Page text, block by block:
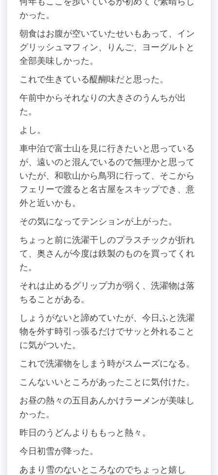
かった。
朝食はお腹が空いていたせいもあって、イン
グリッシュマフィン、りんご、ヨーグルトと
全部美味しかった。
これで生きている醍醐味だと思った。
午前中からそれなりの大きさのうんちが出
た。
よし。
車中泊で富士山を見に行きたいと思っている
が、遠いのと混んでいるので無理かと思って
いたが、和歌山から鳥羽に行って、そこから
フェリーで渡ると名古屋をスキップでき、意
外と近いかも。
その気になってテンションが上がった。
ちょっと前に洗濯干しのプラスチックが折れ
て、奥さんが今度は鉄製のものを買ってくれ
た。
それは止めるグリップ力が弱く、洗濯物は落
ちることがある。
しょうがないと諦めていたが、今日ふと洗濯
物を外す時引っ張るだけでサッと外れること
に気がついた。
これで洗濯物をしまう時がスムーズになる。
こんないいところがあったことに気付けた。
お昼の熱々の五目あんかけラーメンが美味し
かった。
昨日のうどんよりももっと熱々。
今日初雪が降った。
あまり雪のないところなのでちょっと嬉し